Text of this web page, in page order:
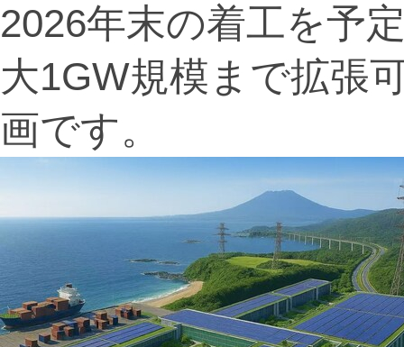
2026年末の着工を予
大1GW規模まで拡張
画です。